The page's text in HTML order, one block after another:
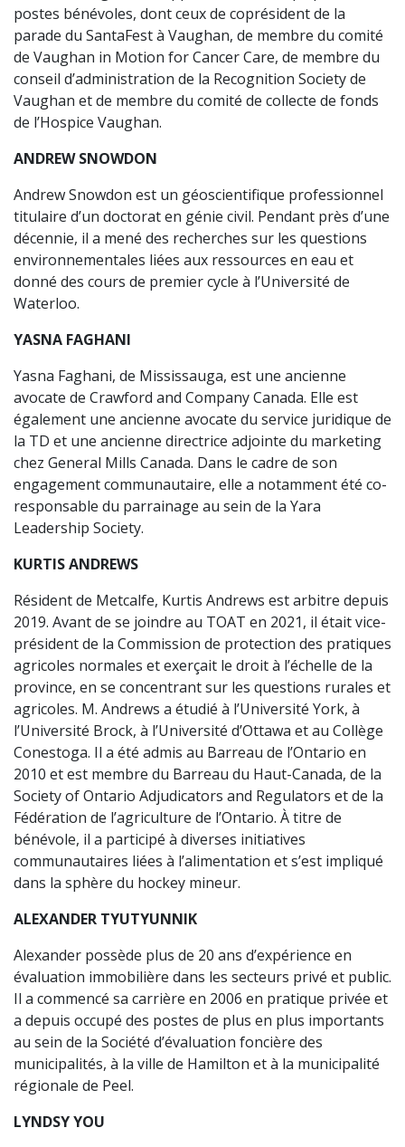
postes bénévoles, dont ceux de coprésident de la
parade du SantaFest à Vaughan, de membre du comité
de Vaughan in Motion for Cancer Care, de membre du
conseil d’administration de la Recognition Society de
Vaughan et de membre du comité de collecte de fonds
de l’Hospice Vaughan.
ANDREW SNOWDON
Andrew Snowdon est un géoscientifique professionnel
titulaire d’un doctorat en génie civil. Pendant près d’une
décennie, il a mené des recherches sur les questions
environnementales liées aux ressources en eau et
donné des cours de premier cycle à l’Université de
Waterloo.
YASNA FAGHANI
Yasna Faghani, de Mississauga, est une ancienne
avocate de Crawford and Company Canada. Elle est
également une ancienne avocate du service juridique de
la TD et une ancienne directrice adjointe du marketing
chez General Mills Canada. Dans le cadre de son
engagement communautaire, elle a notamment été co-
responsable du parrainage au sein de la Yara
Leadership Society.
KURTIS ANDREWS
Résident de Metcalfe, Kurtis Andrews est arbitre depuis
2019. Avant de se joindre au TOAT en 2021, il était vice-
président de la Commission de protection des pratiques
agricoles normales et exerçait le droit à l’échelle de la
province, en se concentrant sur les questions rurales et
agricoles. M. Andrews a étudié à l’Université York, à
l’Université Brock, à l’Université d’Ottawa et au Collège
Conestoga. Il a été admis au Barreau de l’Ontario en
2010 et est membre du Barreau du Haut-Canada, de la
Society of Ontario Adjudicators and Regulators et de la
Fédération de l’agriculture de l’Ontario. À titre de
bénévole, il a participé à diverses initiatives
communautaires liées à l’alimentation et s’est impliqué
dans la sphère du hockey mineur.
ALEXANDER TYUTYUNNIK
Alexander possède plus de 20 ans d’expérience en
évaluation immobilière dans les secteurs privé et public.
Il a commencé sa carrière en 2006 en pratique privée et
a depuis occupé des postes de plus en plus importants
au sein de la Société d’évaluation foncière des
municipalités, à la ville de Hamilton et à la municipalité
régionale de Peel.
LYNDSY YOU